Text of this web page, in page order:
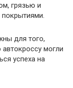
грязью и
для того,
могли
успеха на